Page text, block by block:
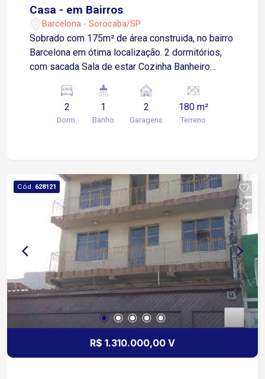
Casa - em Bairros
Barcelona - Sorocaba/SP
Sobrado com 175m² de área construida, no bairro
Barcelona em ótima localização. 2 dormitórios,
com sacada Sala de estar Cozinha Banheiro
Banheiro Lavanderia 2 garagens cobertas Não
estuda permuta.
2
Dorm.
1
Banho
2
Garagens
180 m²
Terreno
Cód. 628121
R$ 1.310.000,00 V